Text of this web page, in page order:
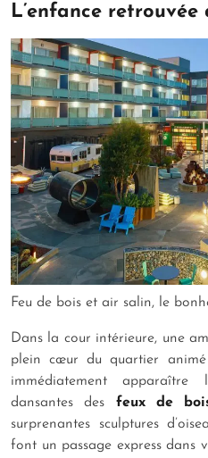
L’enfance
Feu de bois et air salin, le
Dans la cour intérieure, une
plein cœur du quartier
immédiatement apparaître
dansantes des feux de
surprenantes sculptures
font un passage express dans